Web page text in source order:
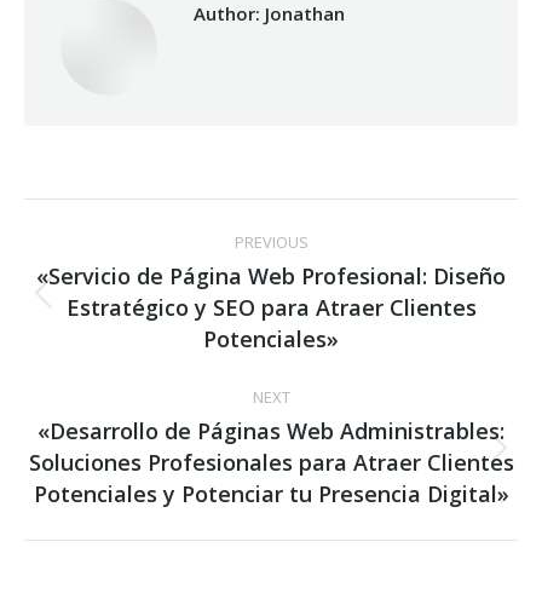
Author: Jonathan
navigation
PREVIOUS
Previous
post:
«Servicio de Página Web Profesional: Diseño
Estratégico y SEO para Atraer Clientes
Potenciales»
NEXT
Next
post:
«Desarrollo de Páginas Web Administrables:
Soluciones Profesionales para Atraer Clientes
Potenciales y Potenciar tu Presencia Digital»